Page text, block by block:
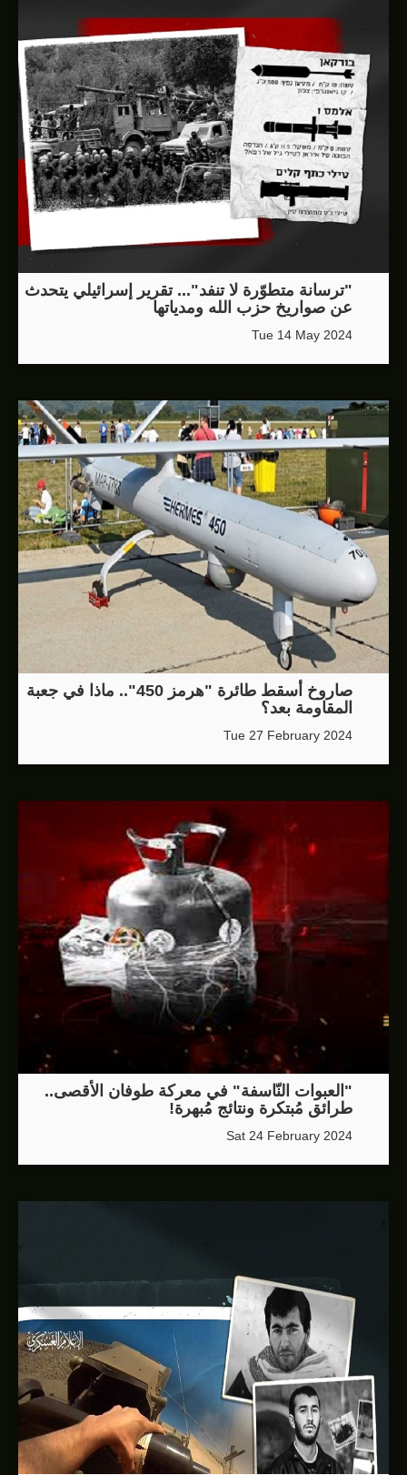
"ترسانة متطوّرة لا تنفد"... تقرير إسرائيلي يتحدث
عن صواريخ حزب الله ومدياتها
Tue 14 May 2024
صاروخ أسقط طائرة "هرمز 450".. ماذا في جعبة
المقاومة بعد؟
Tue 27 February 2024
"العبوات النّاسفة" في معركة طوفان الأقصى..
طرائق مُبتكرة ونتائج مُبهرة!
Sat 24 February 2024